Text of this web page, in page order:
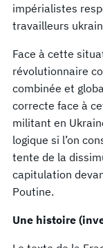
impérialistes
travailleurs
Face à cette
révolutionnaire
combinée et
correcte face à
militant en
logique si l’on
tente de la
capitulation
Poutine.
Une histoire